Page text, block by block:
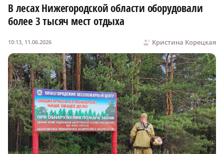
В лесах Нижегородской области оборудовали
более 3 тысяч мест отдыха
Кристина Корецкая
10:13, 11.06.2026